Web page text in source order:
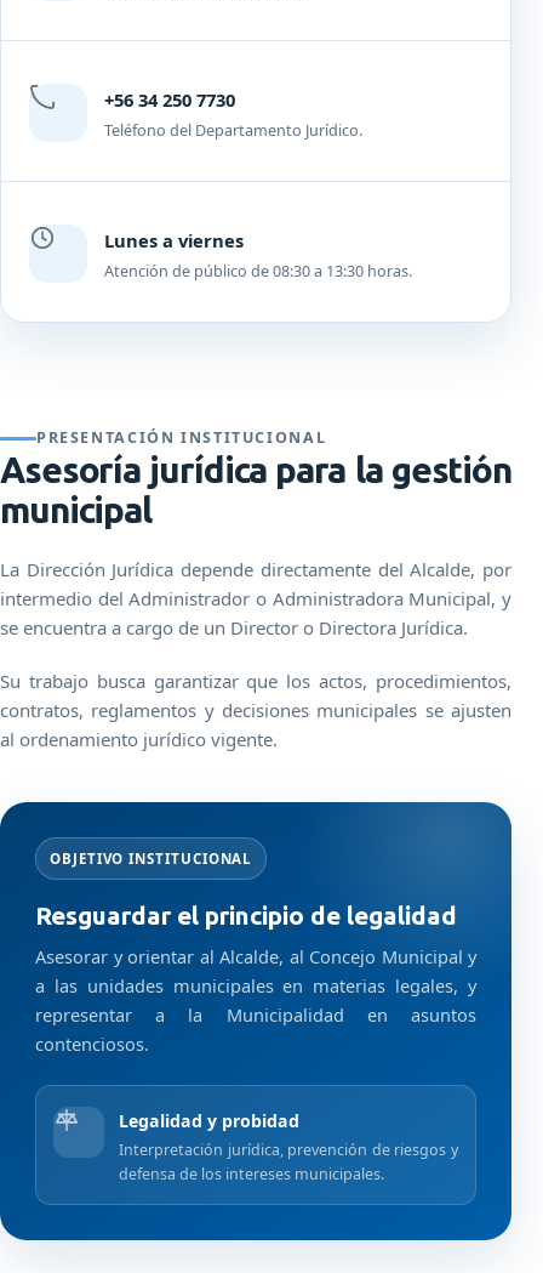
+56 34 250 7730
Teléfono del Departamento Jurídico.
Lunes a viernes
Atención de público de 08:30 a 13:30 horas.
PRESENTACIÓN INSTITUCIONAL
Asesoría jurídica para la gestión
municipal
La Dirección Jurídica depende directamente del Alcalde, por
intermedio del Administrador o Administradora Municipal, y
se encuentra a cargo de un Director o Directora Jurídica.
Su trabajo busca garantizar que los actos, procedimientos,
contratos, reglamentos y decisiones municipales se ajusten
al ordenamiento jurídico vigente.
OBJETIVO INSTITUCIONAL
Resguardar el principio de legalidad
Asesorar y orientar al Alcalde, al Concejo Municipal y
a las unidades municipales en materias legales, y
representar a la Municipalidad en asuntos
contenciosos.
Legalidad y probidad
Interpretación jurídica, prevención de riesgos y
defensa de los intereses municipales.